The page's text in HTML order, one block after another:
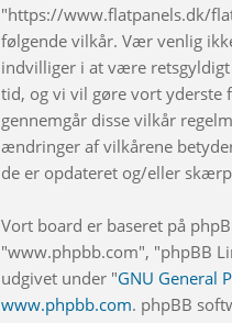
"https://www.flatpanels.dk/
følgende vilkår. Vær venlig
indvilliger i at være
tid, og vi vil gøre vort
gennemgår disse vilkår
ændringer af vilkårene
de er opdateret og/eller
Vort board er baseret på
"www.phpbb.com", "phpBB
udgivet under "GNU General
www.phpbb.com. phpBB